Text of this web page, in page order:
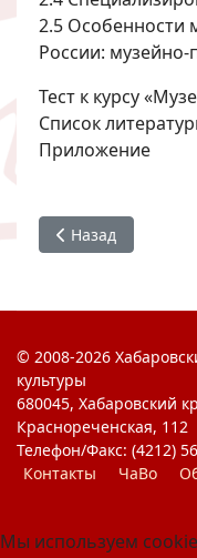
2.5 Особенности
России:
Тест к курсу
Список
Приложение
Предыдущий:
Назад
© 2008-2026
культуры
680045, Хабаровский
Краснореченская, 112
Телефон/Факс: (4212)
Контакты
ЧаВо
Мы используем